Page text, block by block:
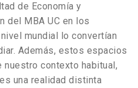
de Economía y
del MBA UC en los
mundial lo convertían
Además, estos espacios
nuestro contexto habitual,
una realidad distinta